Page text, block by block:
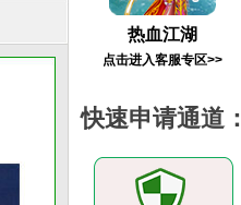
热血江湖
点击进入客服专区>>
快速申请通道：